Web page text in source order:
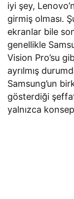
iyi şey,
girmiş olması.
ekranlar bile
genellikle
Vision Pro’su
ayrılmış
Samsung’un
gösterdiği
yalnızca